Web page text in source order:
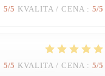
5/5 KVALITA / CENA : 5/5
5/5 KVALITA / CENA : 5/5